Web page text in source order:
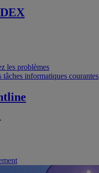
les problèmes
tâches informatiques courantes